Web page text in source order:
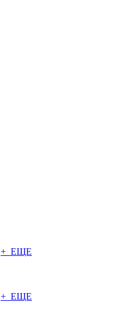
+ ЕЩЕ
+ ЕЩЕ